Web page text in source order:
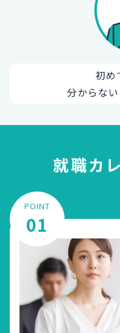
初め
分からな
就職カ
POINT
01